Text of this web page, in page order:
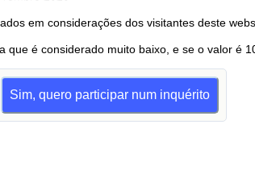
em considerações dos visitantes deste
que é considerado muito baixo, e se o valor é
Sim, quero participar num inquérito